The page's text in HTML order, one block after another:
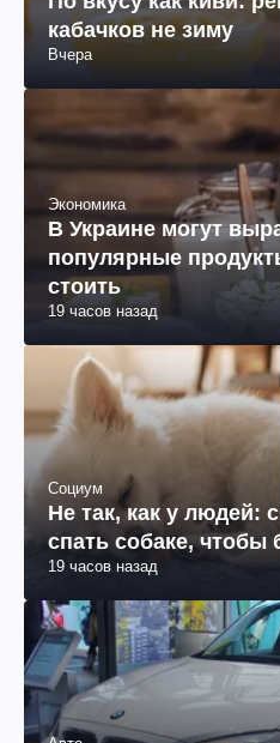
кабачков не зиму
Вчера
Экономика
В Украине могут
популярные
стоить
19 часов назад
Социум
Не так, как у людей:
спать собаке, чтобы
19 часов назад